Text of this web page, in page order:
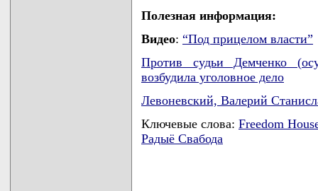
Полезная информация:
Видео: “Под прицелом власти”
Против судьи Демченко
возбудила уголовное дело
Левоневский, Валерий
Ключевые слова: Freedom
Радыё Свабода